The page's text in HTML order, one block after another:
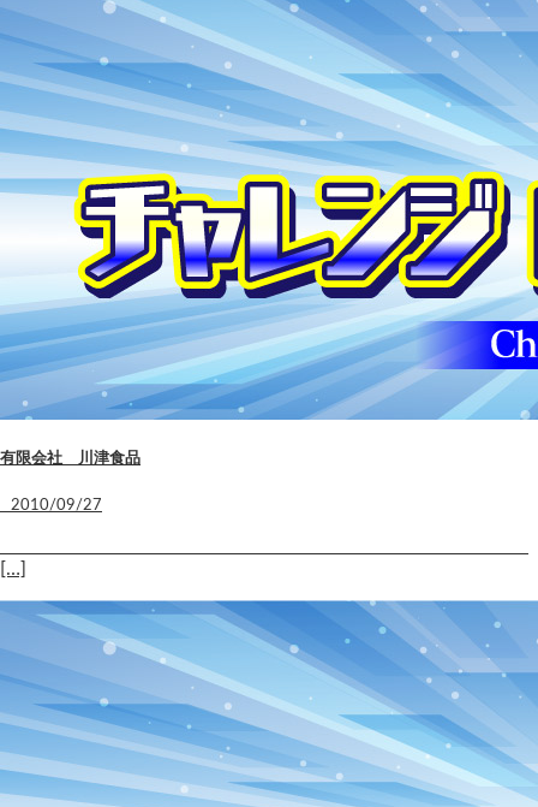
有限会社 川津食品
2010/09/27
[…]